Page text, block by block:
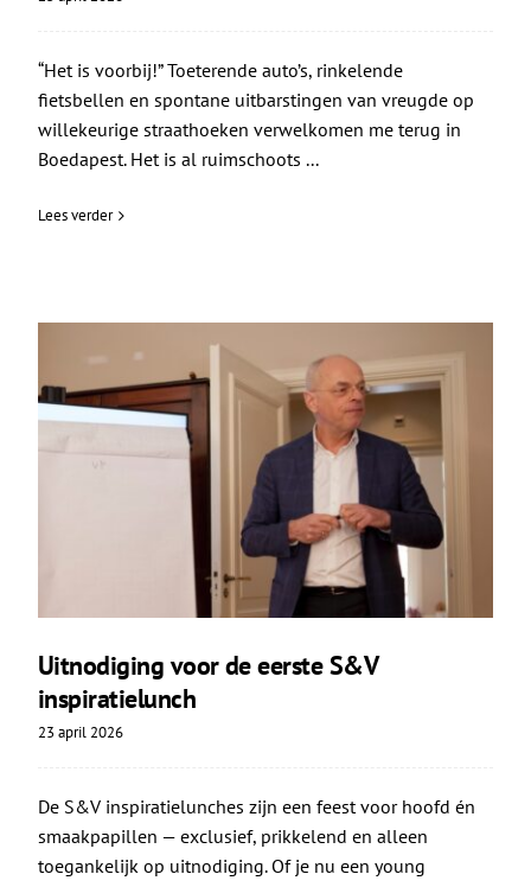
“Het is voorbij!” Toeterende auto’s, rinkelende
fietsbellen en spontane uitbarstingen van vreugde op
willekeurige straathoeken verwelkomen me terug in
Boedapest. Het is al ruimschoots ...
Lees verder
Uitnodiging voor de eerste S&V
inspiratielunch
23 april 2026
De S&V inspiratielunches zijn een feest voor hoofd én
smaakpapillen — exclusief, prikkelend en alleen
toegankelijk op uitnodiging. Of je nu een young